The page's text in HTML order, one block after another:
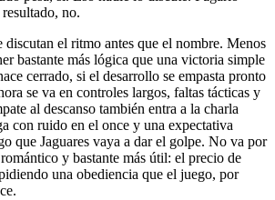
no.
discutan el ritmo antes que el nombre. Menos
bastante más lógica que una victoria simple
cerrado, si el desarrollo se empasta pronto
se va en controles largos, faltas tácticas y
al descanso también entra a la charla
con ruido en el once y una expectativa
que Jaguares vaya a dar el golpe. No va por
y bastante más útil: el precio de
una obediencia que el juego, por